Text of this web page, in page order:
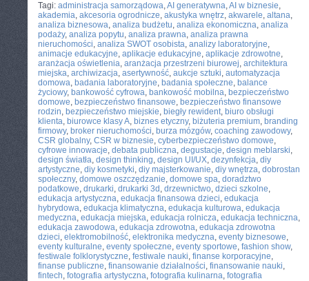
Tagi: administracja samorządowa,AI generatywna,AI w biznesie,
akademia, akcesoria ogrodnicze, akustyka wnętrz, akwarele, altana,
analiza biznesowa, analiza budżetu, analiza ekonomiczna, analiza
podaży, analiza popytu, analiza prawna, analiza prawna
nieruchomości, analiza SWOT osobista, analizy laboratoryjne,
animacje edukacyjne, aplikacje edukacyjne, aplikacje zdrowotne,
aranżacja oświetlenia, aranżacja przestrzeni biurowej, architektura
miejska, archiwizacja, asertywność, aukcje sztuki, automatyzacja
domowa, badania laboratoryjne, badania społeczne, balance
życiowy, bankowość cyfrowa, bankowość mobilna, bezpieczeństwo
domowe, bezpieczeństwo finansowe, bezpieczeństwo finansowe
rodzin, bezpieczeństwo miejskie, biegły rewident, biuro obsługi
klienta, biurowce klasy A, biznes etyczny, biżuteria premium, branding
firmowy, broker nieruchomości, burza mózgów, coaching zawodowy,
CSR globalny, CSR w biznesie, cyberbezpieczeństwo domowe,
cyfrowe innowacje, debata publiczna, degustacje, design meblarski,
design światła, design thinking, design UI/UX, dezynfekcja, diy
artystyczne, diy kosmetyki, diy majsterkowanie, diy wnętrza, dobrostan
społeczny, domowe oszczędzanie, domowe spa, doradztwo
podatkowe, drukarki, drukarki 3d , drzewnictwo, dzieci szkolne,
edukacja artystyczna, edukacja finansowa dzieci, edukacja
hybrydowa, edukacja klimatyczna, edukacja kulturowa, edukacja
medyczna, edukacja miejska, edukacja rolnicza, edukacja techniczna,
edukacja zawodowa, edukacja zdrowotna, edukacja zdrowotna
dzieci, elektromobilność, elektronika medyczna, eventy biznesowe,
eventy kulturalne, eventy społeczne, eventy sportowe, fashion show,
festiwale folklorystyczne, festiwale nauki, finanse korporacyjne,
finanse publiczne, finansowanie działalności, finansowanie nauki,
fintech, fotografia artystyczna, fotografia kulinarna, fotografia